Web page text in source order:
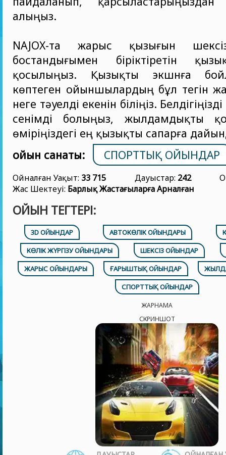
алыңыз.
NAJOX-та жарыс қызығын
бостандығымен біріктіретін
қосылыңыз. Қызықты экшнға
көптеген ойыншылардың бұл тегін
неге тәуелді екенін біліңіз.
сенімді болыңыз, жылдамдықты
өміріңіздегі ең қызықты сапарға
ойын санаты:
СПОРТТЫҚ ОЙЫНДАР
Ойналған Уақыт: 33 715 Дауыстар: 242
Жас Шектеуі: Барлық Жастағыларға Арналған
ОЙЫН ТЕГТЕРІ:
3D ОЙЫНДАР АВТОКӨЛІК ОЙЫНДАРЫ
КӨЛІК ЖҮРГІЗУ ОЙЫНДАРЫ
ШЕКСІЗ ОЙЫНДАР
ЖАРЫС ОЙЫНДАРЫ
ҒАРЫШТЫҚ ОЙЫНДАР
СПОРТТЫҚ ОЙЫНДАР
ЖАРНАМА
СКРИНШОТ